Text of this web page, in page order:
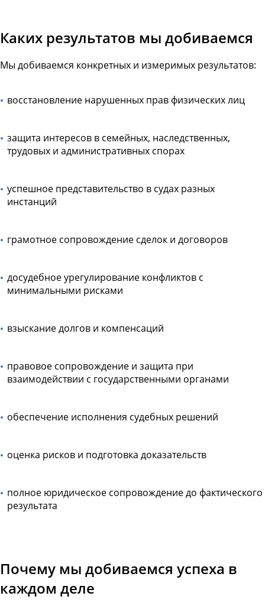
Каких результатов мы добиваемся
Мы добиваемся конкретных и измеримых результатов:
восстановление нарушенных прав физических лиц
защита интересов в семейных, наследственных,
трудовых и административных спорах
успешное представительство в судах разных
инстанций
грамотное сопровождение сделок и договоров
досудебное урегулирование конфликтов с
минимальными рисками
взыскание долгов и компенсаций
правовое сопровождение и защита при
взаимодействии с государственными органами
обеспечение исполнения судебных решений
оценка рисков и подготовка доказательств
полное юридическое сопровождение до фактического
результата
Почему мы добиваемся успеха в
каждом деле